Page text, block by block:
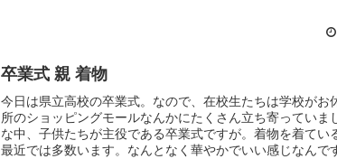
卒業式 親 着物
今日は県立高校の卒業式。なので、在校生たちは学校がお
所のショッピングモールなんかにたくさん立ち寄っていま
な中、子供たちが主役である卒業式ですが。着物を着てい
最近では多数います。なんとなく華やかでいい感じなんで